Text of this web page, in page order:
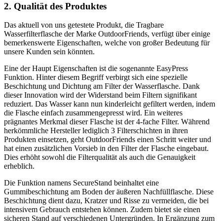
2. Qualität des Produktes
Das aktuell von uns getestete Produkt, die Tragbare
Wasserfilterflasche der Marke OutdoorFriends, verfügt über einige
bemerkenswerte Eigenschaften, welche von großer Bedeutung für
unsere Kunden sein könnten.
Eine der Haupt Eigenschaften ist die sogenannte EasyPress
Funktion. Hinter diesem Begriff verbirgt sich eine spezielle
Beschichtung und Dichtung am Filter der Wasserflasche. Dank
dieser Innovation wird der Widerstand beim Filtern signifikant
reduziert. Das Wasser kann nun kinderleicht gefiltert werden, indem
die Flasche einfach zusammengepresst wird. Ein weiteres
prägnantes Merkmal dieser Flasche ist der 4-fache Filter. Während
herkömmliche Hersteller lediglich 3 Filterschichten in ihren
Produkten einsetzen, geht OutdoorFriends einen Schritt weiter und
hat einen zusätzlichen Vorsieb in den Filter der Flasche eingebaut.
Dies erhöht sowohl die Filterqualität als auch die Genauigkeit
erheblich.
Die Funktion namens SecureStand beinhaltet eine
Gummibeschichtung am Boden der äußeren Nachfüllflasche. Diese
Beschichtung dient dazu, Kratzer und Risse zu vermeiden, die bei
intensivem Gebrauch entstehen können. Zudem bietet sie einen
sicheren Stand auf verschiedenen Untergründen. In Ergänzung zum